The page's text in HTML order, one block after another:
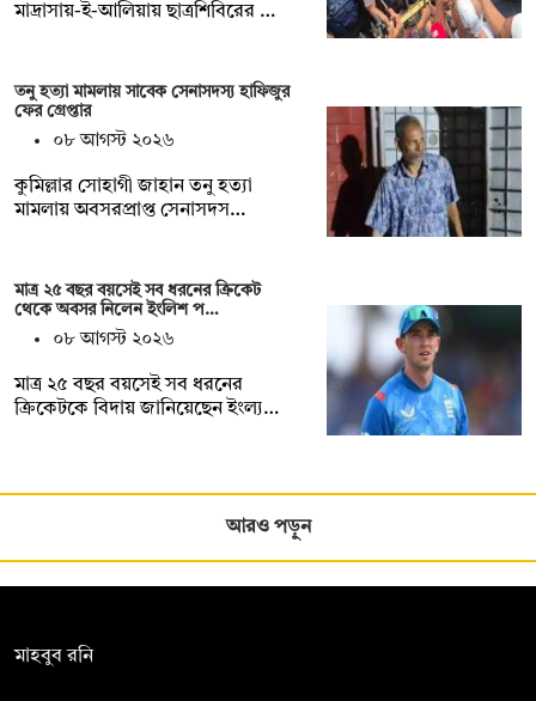
মাদ্রাসায়-ই-আলিয়ায় ছাত্রশিবিরের …
তনু হত্যা মামলায় সাবেক সেনাসদস্য হাফিজুর
ফের গ্রেপ্তার
০৮ আগস্ট ২০২৬
কুমিল্লার সোহাগী জাহান তনু হত্যা
মামলায় অবসরপ্রাপ্ত সেনাসদস…
মাত্র ২৫ বছর বয়সেই সব ধরনের ক্রিকেট
থেকে অবসর নিলেন ইংলিশ প…
০৮ আগস্ট ২০২৬
মাত্র ২৫ বছর বয়সেই সব ধরনের
ক্রিকেটকে বিদায় জানিয়েছেন ইংল্য…
আরও পড়ুন
মাহবুব রনি